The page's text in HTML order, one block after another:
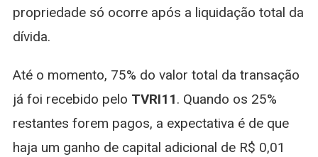
propriedade só ocorre após a liquidação total da
dívida.
Até o momento, 75% do valor total da transação
já foi recebido pelo TVRI11. Quando os 25%
restantes forem pagos, a expectativa é de que
haja um ganho de capital adicional de R$ 0,01